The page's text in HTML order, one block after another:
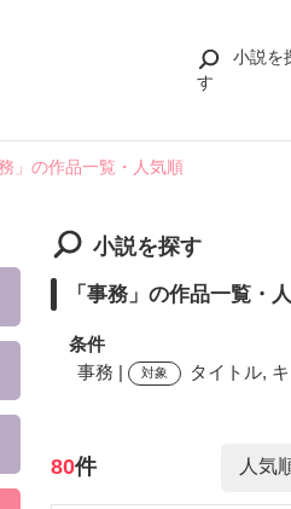
小説を
す
務」の作品一覧・人気順
小説を探す
「事務」の作品一覧・
条件
事務 |
対象 タイトル,
検索ワード
80件